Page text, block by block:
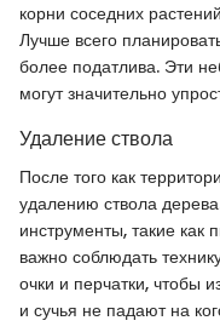
корни соседних
Лучше всего
более податлива. Эти
могут значительно
Удаление ствола
После того как
удалению ствола
инструменты, такие
важно соблюдать
очки и перчатки, чтобы
и сучья не падают на